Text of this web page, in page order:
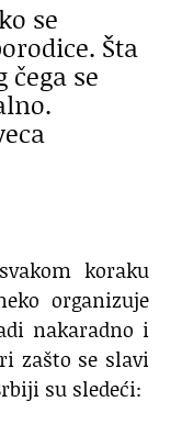
se
Šta
se
koraku
organizuje
nakaradno i
zašto se slavi
su sledeći: